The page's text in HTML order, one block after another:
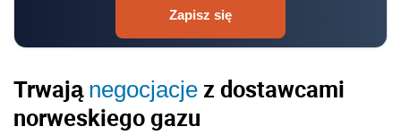
Zapisz się
Trwają negocjacje z dostawcami
norweskiego gazu